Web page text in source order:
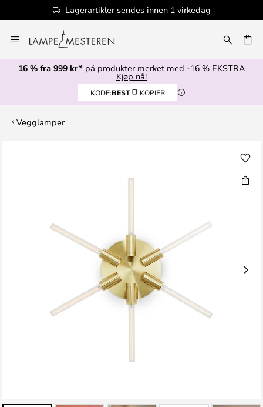
Lagerartikler sendes innen 1 virkedag
til
innhold
16 % fra 999 kr* på produkter merket med -16 % EKSTRA
Kjøp nå!
KODE:BEST KOPIER
Vegglamper